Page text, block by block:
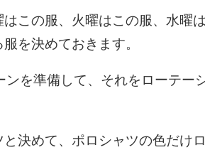
この服、火曜はこの服、水曜
を決めておきます。
ンを準備して、それをローテー
と決めて、ポロシャツの色だけ